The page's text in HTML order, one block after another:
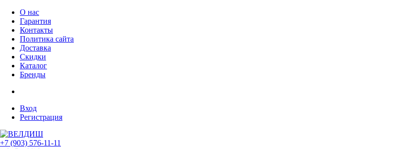
О нас
Гарантия
Контакты
Политика сайта
Доставка
Скидки
Каталог
Бренды
Вход
Регистрация
+7 (903) 576-11-11